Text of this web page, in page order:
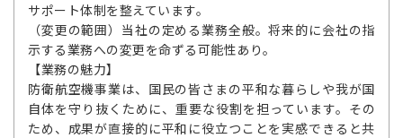
サポート体制を整えています。
（変更の範囲）当社の定める業務全般。将来的に会社の指
示する業務への変更を命ずる可能性あり。
【業務の魅力】
防衛航空機事業は、国民の皆さまの平和な暮らしや我が国
自体を守り抜くために、重要な役割を担っています。その
ため、成果が直接的に平和に役立つことを実感できると共